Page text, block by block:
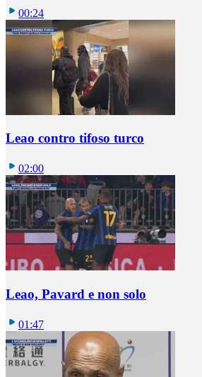
00:24
Leao contro tifoso turco
02:00
Leao, Pavard e non solo
01:47